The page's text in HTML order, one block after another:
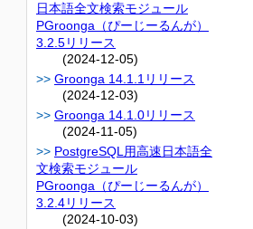
日本語全文検索モジュール
PGroonga（ぴーじーるんが）
3.2.5リリース
(2024-12-05)
Groonga 14.1.1リリース
(2024-12-03)
Groonga 14.1.0リリース
(2024-11-05)
PostgreSQL用高速日本語全
文検索モジュール
PGroonga（ぴーじーるんが）
3.2.4リリース
(2024-10-03)